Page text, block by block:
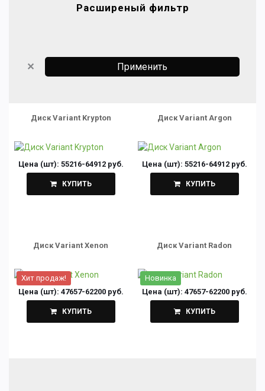
✕
Расширеный фильтр
Диск Variant Krypton
Цена (шт): 55216-64912 руб.
КУПИТЬ
Диск Variant Argon
Цена (шт): 55216-64912 руб.
КУПИТЬ
Диск Variant Xenon
Хит продаж!
Цена (шт): 47657-62200 руб.
КУПИТЬ
Диск Variant Radon
Новинка
Цена (шт): 47657-62200 руб.
КУПИТЬ